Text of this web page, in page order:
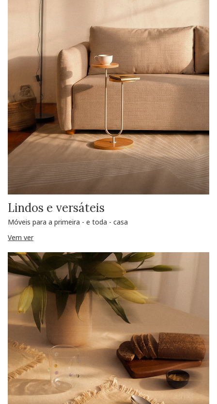
Lindos e versáteis
Móveis para a primeira - e toda - casa
Vem ver